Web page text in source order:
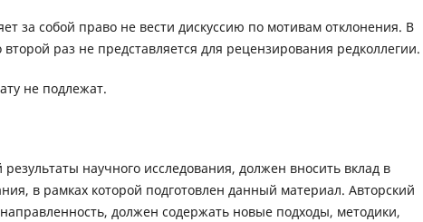
за собой право не вести дискуссию по мотивам отклонения. В
раз не представляется для рецензирования редколлегии.
не подлежат.
научного исследования, должен вносить вклад в
в рамках которой подготовлен данный материал. Авторский
должен содержать новые подходы, методики,